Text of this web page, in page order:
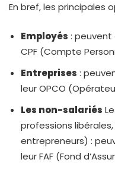
En bref, les principales
Employés : peuvent
CPF (Compte
Entreprises :
leur OPCO
Les non-salariés
professions
entrepreneurs) :
leur FAF (Fond